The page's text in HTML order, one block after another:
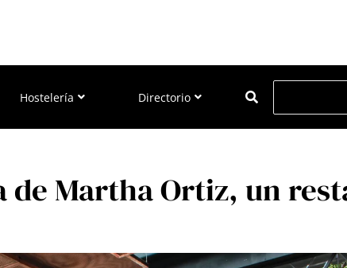
Hostelería Directorio
Martha Ortiz, un